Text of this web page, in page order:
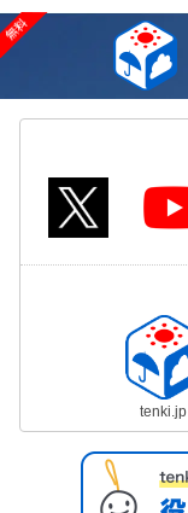
tenki.jp